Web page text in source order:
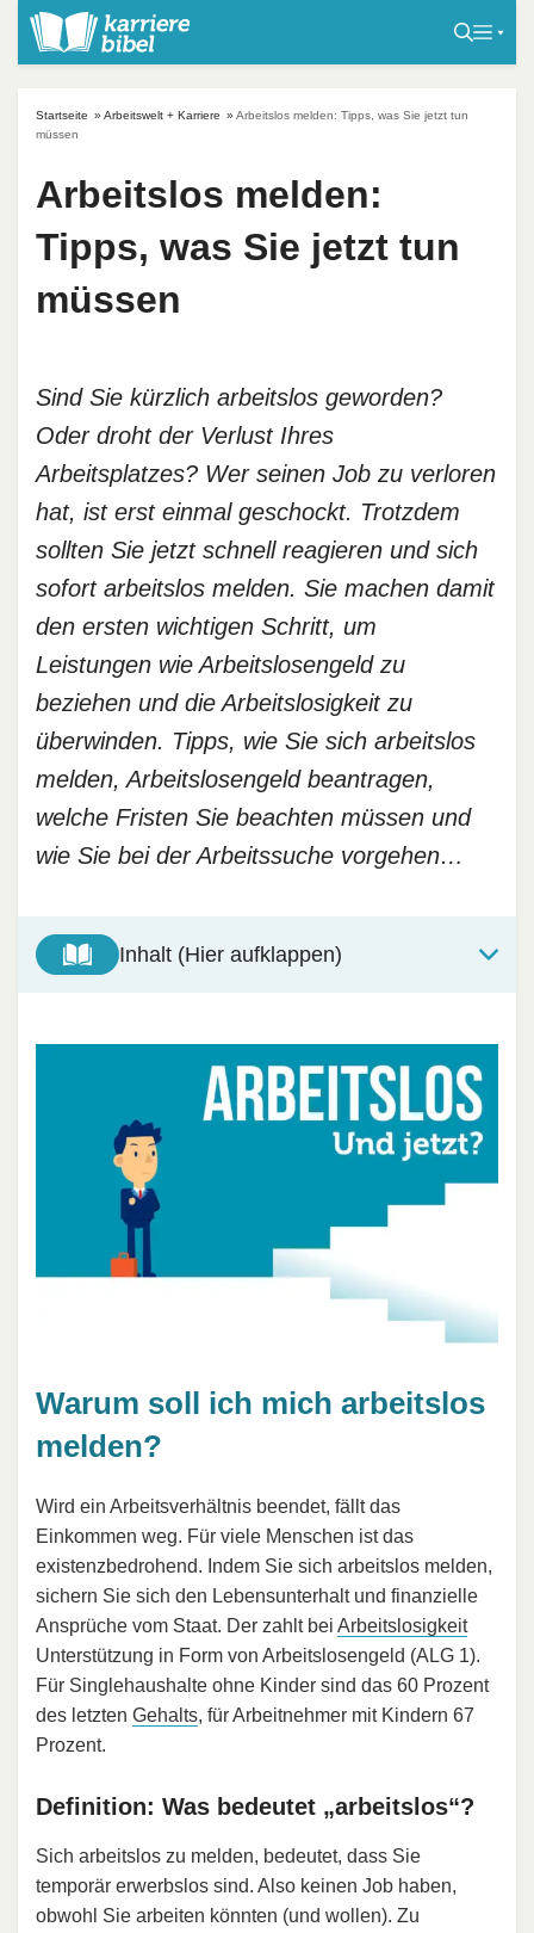
Startseite » Arbeitswelt + Karriere » Arbeitslos melden: Tipps, was Sie jetzt tun
müssen
Arbeitslos melden:
Tipps, was Sie jetzt tun
müssen
Sind Sie kürzlich arbeitslos geworden?
Oder droht der Verlust Ihres
Arbeitsplatzes? Wer seinen Job zu verloren
hat, ist erst einmal geschockt. Trotzdem
sollten Sie jetzt schnell reagieren und sich
sofort arbeitslos melden. Sie machen damit
den ersten wichtigen Schritt, um
Leistungen wie Arbeitslosengeld zu
beziehen und die Arbeitslosigkeit zu
überwinden. Tipps, wie Sie sich arbeitslos
melden, Arbeitslosengeld beantragen,
welche Fristen Sie beachten müssen und
wie Sie bei der Arbeitssuche vorgehen…
Inhalt (Hier aufklappen)
Warum soll ich mich arbeitslos
melden?
Wird ein Arbeitsverhältnis beendet, fällt das
Einkommen weg. Für viele Menschen ist das
existenzbedrohend. Indem Sie sich arbeitslos melden,
sichern Sie sich den Lebensunterhalt und finanzielle
Ansprüche vom Staat. Der zahlt bei Arbeitslosigkeit
Unterstützung in Form von Arbeitslosengeld (ALG 1).
Für Singlehaushalte ohne Kinder sind das 60 Prozent
des letzten Gehalts, für Arbeitnehmer mit Kindern 67
Prozent.
Definition: Was bedeutet „arbeitslos“?
Sich arbeitslos zu melden, bedeutet, dass Sie
temporär erwerbslos sind. Also keinen Job haben,
obwohl Sie arbeiten könnten (und wollen). Zu